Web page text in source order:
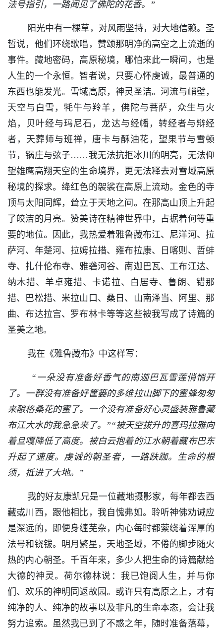
法号指引，一路闻见了佛陀的花香。”
阳光中有一棵草，对风雨坚持，对大地信赖。圣
哲说，他们环绕歌唱，赞颂那明净的高空之上流逝的
事件。藏地密码，高原秘境，哪怕来此一瞬间，也是
人生的一个永恒。智者说，只要心怀虔诚，最普通的
东西也能发光。雪域高原，神灵圣洁。河流与峭壁，
天空与白雪，牦牛与羚羊，佛陀与菩萨，众生与火
焰，贝叶经与玛尼石，龙达与经幡，转经者与辩经
者，天葬师与班禅，唐卡与酥油花，望果节与雪顿
节，锅庄与弦子……我无法抗拒冰川的明亮，无法仰
望雄鹰高翔天空的生命境界，更无法释去对雪域高原
秘境的探求。绛红色的袈裟在高原上流动。金色的寺
顶与太阳同辉，耸立于天地之间。在那高山顶上升起
了皎洁的月亮。赞美诗在精神世界中，占据着何等重
要的地位。因此，我热爱着雅鲁藏布江、尼洋河、拉
萨河、年楚河、拉姆拉措、雍布拉康、日喀则、哲蚌
寺、扎什伦布寺、雅砻河谷、南迦巴瓦、工布江达、
纳木措、羊卓雍措、卡诺拉、白居寺、鲁朗、错那
措、巴松措、米拉山口、桑日、山南泽当、阿里、那
曲、布达拉宫、罗布林卡等等这些被我写成了诗篇的
圣美之地。
我在《雅鲁藏布》中这样写：
“一朵没有准备好香气的南迦巴瓦雪莲悄悄开
了。一群没有准备好筐篓的多维拉山脚下的蜜蜂匆匆
来酿格桑花的蜜了。一个没有准备好心灵盛装雅鲁藏
布江大水的我急急来了。”“被天空拔升的喜玛拉雅向
着旦嘎降低了高度。被白云抱着的江水朝着藏布巴东
升起了速度。虔诚的朝圣者，一路趺跏。生命的根
须，抵进了大地。”
我的好友康凯兄是一位藏地摄影家，每年都去西
藏或川西，跟他相比，我自愧弗如。聆听神佛劝诫应
是深远的，即便身缠芜杂，内心每时都萦绕着浑厚的
法号和铙钹。明月繁星，天地圣域，不倦的脚步随火
热的内心朝圣。千百年来，多少人把生命的诗篇献给
大德的神灵。荷尔德林说：我已饱阅人生，并与你
们、欢乐的神明同返故园。或许只有高原之上，才有
纯净的人、纯净的故事以及非凡的生命本态，会让我
努力追索。虽然我已到了不惑之年，随时准备落幕，